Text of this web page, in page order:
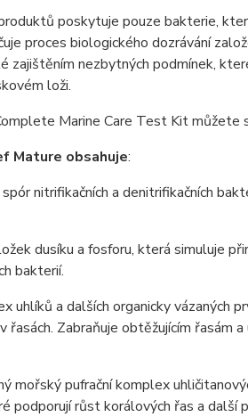
poskytuje pouze bakterie,
proces biologického dozrávání
zajištěním nezbytných podmínek,
loži.
Marine Care Test Kit
Mature obsahuje:
nitrifikačních a denitrifikačních
dusíku a fosforu, která simuluje
bakterií.
uhlíků a dalších organicky vázaných
řasách. Zabraňuje obtěžujícím
mořský pufrační komplex
podporují růst korálových řas a další